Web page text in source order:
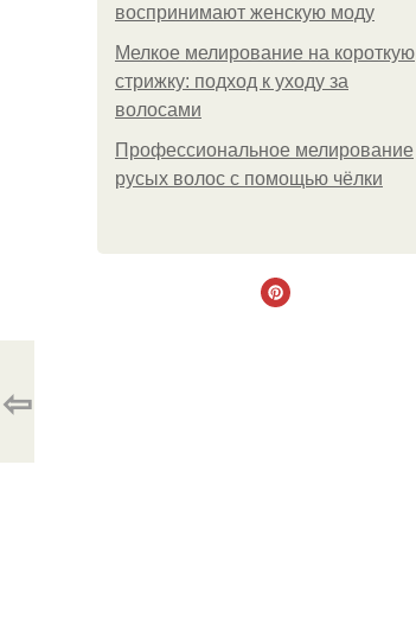
воспринимают женскую моду
Мелкое мелирование на короткую
стрижку: подход к уходу за
волосами
Профессиональное мелирование
русых волос с помощью чёлки
⇦